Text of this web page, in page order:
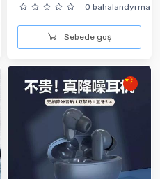
0 bahalandyrma
Sebede goş